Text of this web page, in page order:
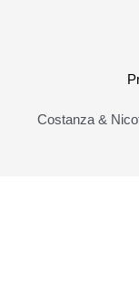
Costanza &